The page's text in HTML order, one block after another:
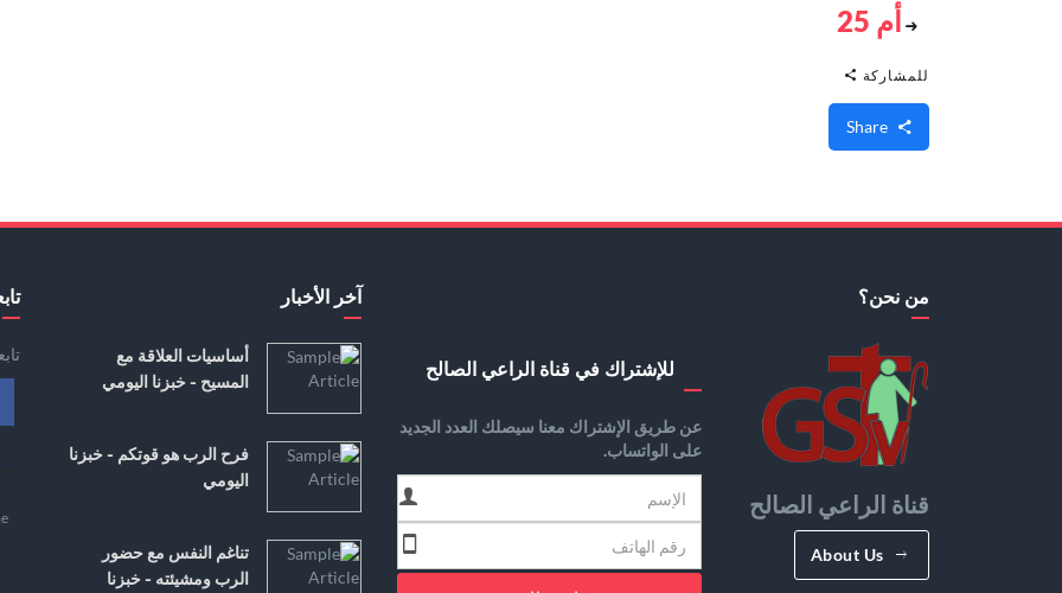
أم 25
للمشاركة
من نحن؟
قناة الراعي الصالح
About Us
للإشتراك في قناة الراعي الصالح
عن طريق الإشتراك معنا سيصلك العدد الجديد
على الواتساب.
آخر الأخبار
أساسيات العلاقة مع
المسيح - خبزنا اليومي
فرح الرب هو قوتكم - خبزنا
اليومي
تناغم النفس مع حضور
الرب ومشيئته - خبزنا